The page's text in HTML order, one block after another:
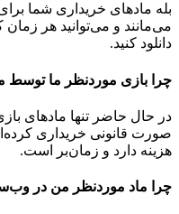
بله مادهای خریداری شما
می‌مانند و می‌توانید هر زمان
دانلود کنید.
چرا بازی موردنظر ما توسط
در حال حاضر تنها مادهای
صورت قانونی خریداری
هزینه دارد و زمان‌بر است.
چرا ماد موردنظر من در